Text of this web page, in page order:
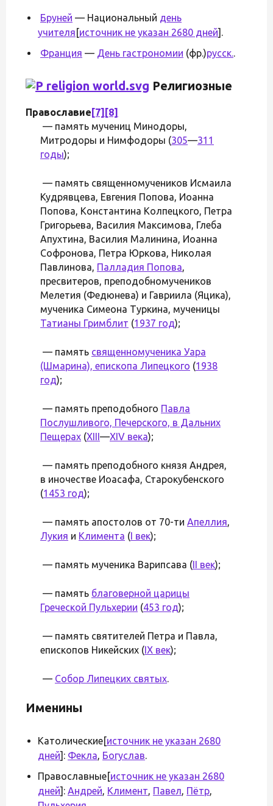
Бруней — Национальный день
учителя [источник не указан 2680 дней].
Франция — День гастрономии (фр.)русск..
Религиозные
Православие [7] [8]
— память мучениц Минодоры,
Митродоры и Нимфодоры (305—311
годы);
— память священномучеников Исмаила
Кудрявцева, Евгения Попова, Иоанна
Попова, Константина Колпецкого, Петра
Григорьева, Василия Максимова, Глеба
Апухтина, Василия Малинина, Иоанна
Софронова, Петра Юркова, Николая
Павлинова, Палладия Попова,
пресвитеров, преподобномучеников
Мелетия (Федюнева) и Гавриила (Яцика),
мученика Симеона Туркина, мученицы
Татианы Гримблит (1937 год);
— память священномученика Уара
(Шмарина), епископа Липецкого (1938
год);
— память преподобного Павла
Послушливого, Печерского, в Дальних
Пещерах (XIII—XIV века);
— память преподобного князя Андрея,
в иночестве Иоасафа, Старокубенского
(1453 год);
— память апостолов от 70-ти Апеллия,
Лукия и Климента (I век);
— память мученика Варипсава (II век);
— память благоверной царицы
Греческой Пульхерии (453 год);
— память святителей Петра и Павла,
епископов Никейских (IX век);
— Собор Липецких святых.
Именины
Католические[источник не указан 2680
дней]: Фекла, Богуслав.
Православные[источник не указан 2680
дней]: Андрей, Климент, Павел, Пётр,